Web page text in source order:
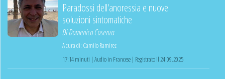
Paradossi dell'anoressia e nuove
soluzioni sintomatiche
DiDomenico Cosenza
A cura di: Camilo Ramírez
17:14 minuti | Audio in Francese | Registrato il 24.09.2025